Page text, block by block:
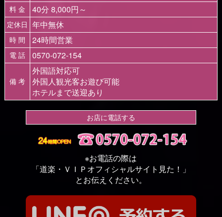
料 金 40分 8,000円～
定休日 年中無休
時 間 24時間営業
電 話 0570-072-154
備 考
外国語対応可
外国人観光客お遊び可能
ホテルまで送迎あり
お店に電話する
※お電話の際は
「道楽・ＶＩＰオフィシャルサイト見た！」
とお伝えください。